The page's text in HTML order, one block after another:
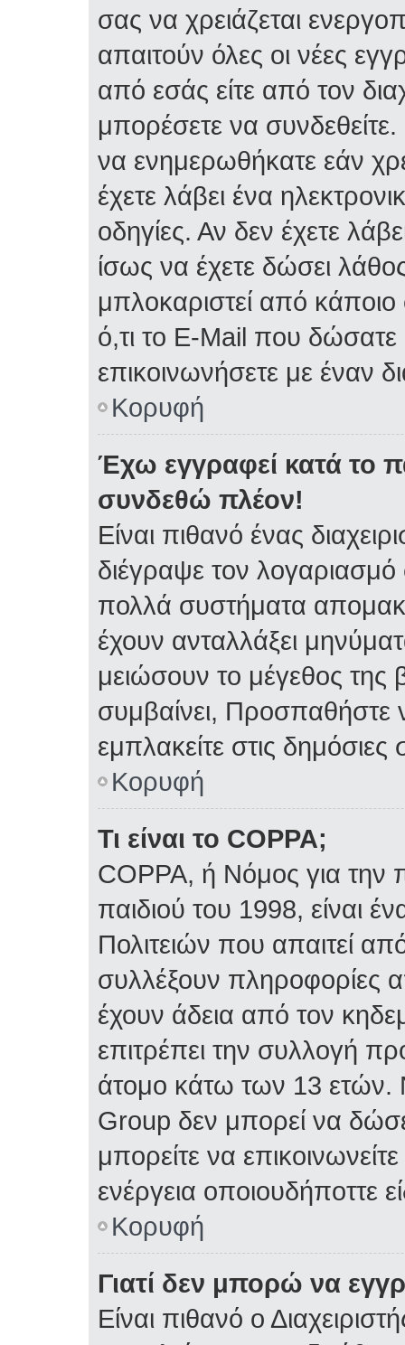
σας να χρειάζεται
απαιτούν όλες οι νέες
από εσάς είτε από τον
μπορέσετε να
να ενημερωθήκατε εάν
έχετε λάβει ένα
οδηγίες. Αν δεν έχετε
ίσως να έχετε δώσει
μπλοκαριστεί από
ό,τι το E-Mail που
επικοινωνήσετε με έναν
Κορυφή
Έχω εγγραφεί κατά το
συνδεθώ πλέον!
Είναι πιθανό ένας
διέγραψε τον
πολλά συστήματα
έχουν ανταλλάξει
μειώσουν το μέγεθος
συμβαίνει, Προσπαθήστε
εμπλακείτε στις δημόσιες
Κορυφή
Τι είναι το COPPA;
COPPA, ή Νόμος για την
παιδιού του 1998, είναι
Πολιτειών που απαιτεί
συλλέξουν πληροφορίες
έχουν άδεια από τον
επιτρέπει την συλλογή
άτομο κάτω των 13 ετών.
Group δεν μπορεί να
μπορείτε να
ενέργεια
Κορυφή
Γιατί δεν μπορώ να
Είναι πιθανό ο